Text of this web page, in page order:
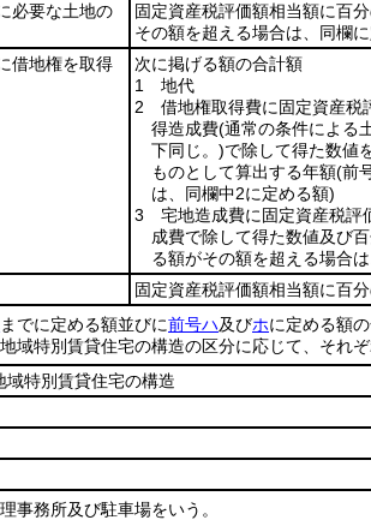
必要な土地の
固定資産税評価額相当額に百
その額を超える場合は、同欄
借地権を取得
次に掲げる額の合計額
1 地代
2 借地権取得費に固定資産税
得造成費(通常の条件による
下同じ。)で除して得た数値
ものとして算出する年額(前
は、同欄中2に定める額)
3 宅地造成費に固定資産税評
成費で除して得た数値及び
る額がその額を超える場合
固定資産税評価額相当額に百
までに定める額並びに前号ハ及びホに定める額
域特別賃貸住宅の構造の区分に応じて、それ
域特別賃貸住宅の構造
務所及び駐車場をいう。